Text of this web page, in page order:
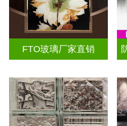
FTO玻璃厂家直销